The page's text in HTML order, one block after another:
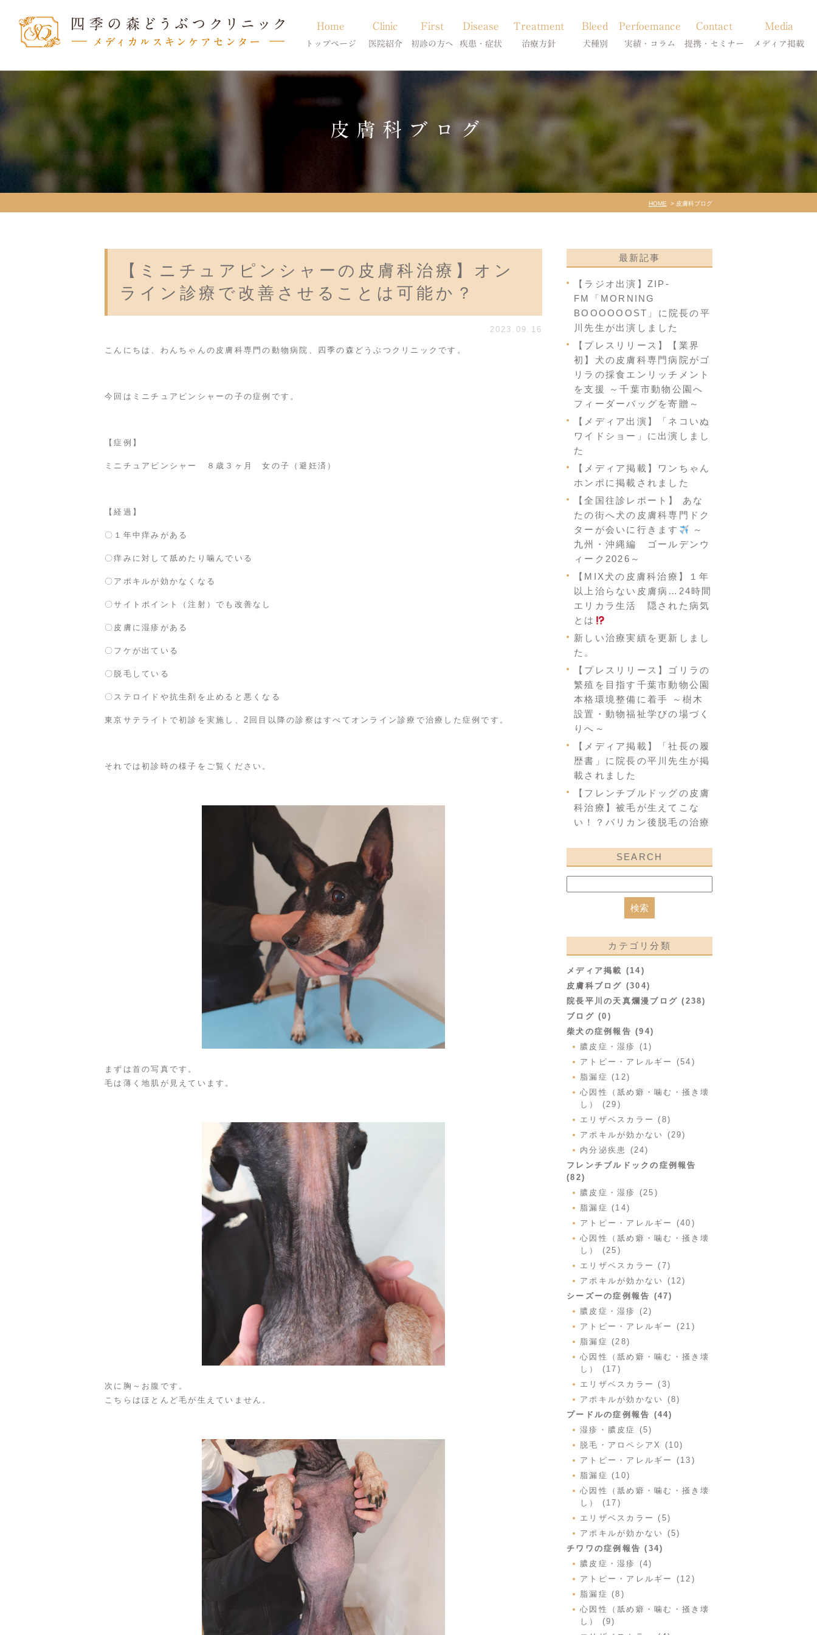
Home
トップページ
Clinic
医院紹介
当院のご紹介
獣医師紹介
First
初診の方へ
初診の方へ
Disease
疾患・症状
アトピー・アレルギー
膿皮症・脂漏症
脱毛症・アロペシアX
アポキルが効かない皮膚病
Treatment
治療方針
体質改善・食事療法
Bleed
犬種別
柴犬の皮膚病
シーズーの皮膚病
フレンチブルドッグの皮膚病
トイプードルの皮膚病
Perfoemance
実績・コラム
症状別
コラム「皮膚科のいろは」
Contact
提携・セミナー
診療提携・セミナー開催
Media
メディア掲載
皮膚科ブログ
HOME 皮膚科ブログ
【ミニチュアピンシャーの皮膚科治療】オン
ライン診療で改善させることは可能か？
2023.09.16
こんにちは、わんちゃんの皮膚科専門の動物病院、四季の森どうぶつクリニックです。
今回はミニチュアピンシャーの子の症例です。
【症例】
ミニチュアピンシャー ８歳３ヶ月 女の子（避妊済）
【経過】
〇１年中痒みがある
〇痒みに対して舐めたり噛んでいる
〇アポキルが効かなくなる
〇サイトポイント（注射）でも改善なし
〇皮膚に湿疹がある
〇フケが出ている
〇脱毛している
〇ステロイドや抗生剤を止めると悪くなる
東京サテライトで初診を実施し、2回目以降の診察はすべてオンライン診療で治療した症例です。
それでは初診時の様子をご覧ください。
まずは首の写真です。
毛は薄く地肌が見えています。
次に胸～お腹です。
こちらはほとんど毛が生えていません。
最新記事
【ラジオ出演】ZIP-
FM「MORNING
BOOOOOOST」に院長の平
川先生が出演しました
【プレスリリース】【業界
初】犬の皮膚科専門病院がゴ
リラの採食エンリッチメント
を支援 ～千葉市動物公園へ
フィーダーバッグを寄贈～
【メディア出演】「ネコいぬ
ワイドショー」に出演しまし
た
【メディア掲載】ワンちゃん
ホンポに掲載されました
【全国往診レポート】 あな
たの街へ犬の皮膚科専門ドク
ターが会いに行きます
～
九州・沖縄編 ゴールデンウ
ィーク2026～
【MIX犬の皮膚科治療】１年
以上治らない皮膚病…24時間
エリカラ生活 隠された病気
とは
新しい治療実績を更新しまし
た。
【プレスリリース】ゴリラの
繁殖を目指す千葉市動物公園
本格環境整備に着手 ～樹木
設置・動物福祉学びの場づく
りへ～
【メディア掲載】「社長の履
歴書」に院長の平川先生が掲
載されました
【フレンチブルドッグの皮膚
科治療】被毛が生えてこな
い！？バリカン後脱毛の治療
SEARCH
カテゴリ分類
メディア掲載 (14)
皮膚科ブログ (304)
院長平川の天真爛漫ブログ (238)
ブログ (0)
柴犬の症例報告 (94)
膿皮症・湿疹 (1)
アトピー・アレルギー (54)
脂漏症 (12)
心因性（舐め癖・噛む・掻き壊
し） (29)
エリザベスカラー (8)
アポキルが効かない (29)
内分泌疾患 (24)
フレンチブルドックの症例報告
(82)
膿皮症・湿疹 (25)
脂漏症 (14)
アトピー・アレルギー (40)
心因性（舐め癖・噛む・掻き壊
し） (25)
エリザベスカラー (7)
アポキルが効かない (12)
シーズーの症例報告 (47)
膿皮症・湿疹 (2)
アトピー・アレルギー (21)
脂漏症 (28)
心因性（舐め癖・噛む・掻き壊
し） (17)
エリザベスカラー (3)
アポキルが効かない (8)
プードルの症例報告 (44)
湿疹・膿皮症 (5)
脱毛・アロペシアX (10)
アトピー・アレルギー (13)
脂漏症 (10)
心因性（舐め癖・噛む・掻き壊
し） (17)
エリザベスカラー (5)
アポキルが効かない (5)
チワワの症例報告 (34)
膿皮症・湿疹 (4)
アトピー・アレルギー (12)
脂漏症 (8)
心因性（舐め癖・噛む・掻き壊
し） (9)